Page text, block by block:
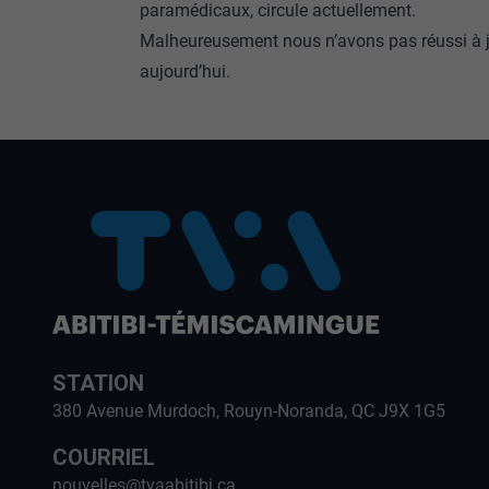
paramédicaux, circule actuellement.
Malheureusement nous n’avons pas réussi
aujourd’hui.
STATION
380 Avenue Murdoch, Rouyn-Noranda, QC J9X 1G5
COURRIEL